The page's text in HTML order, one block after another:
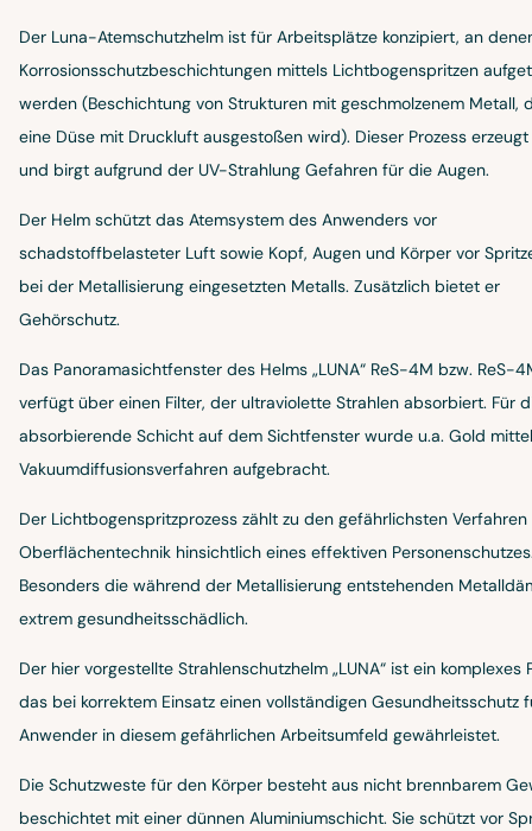
Der Luna-Atemschutzhelm ist für Arbeitsplätze konzipiert, an
Korrosionsschutzbeschichtungen mittels Lichtbogenspritzen
werden (Beschichtung von Strukturen mit geschmolzenem Metall,
eine Düse mit Druckluft ausgestoßen wird). Dieser Prozess
und birgt aufgrund der UV-Strahlung Gefahren für die Augen.
Der Helm schützt das Atemsystem des Anwenders vor
schadstoffbelasteter Luft sowie Kopf, Augen und Körper vor
bei der Metallisierung eingesetzten Metalls. Zusätzlich bietet er
Gehörschutz.
Das Panoramasichtfenster des Helms „LUNA“ ReS-4M bzw. ReS-
verfügt über einen Filter, der ultraviolette Strahlen absorbiert. Für
absorbierende Schicht auf dem Sichtfenster wurde u.a. Gold
Vakuumdiffusionsverfahren aufgebracht.
Der Lichtbogenspritzprozess zählt zu den gefährlichsten
Oberflächentechnik hinsichtlich eines effektiven
Besonders die während der Metallisierung entstehenden
extrem gesundheitsschädlich.
Der hier vorgestellte Strahlenschutzhelm „LUNA“ ist ein komplexes
das bei korrektem Einsatz einen vollständigen Gesundheitsschutz
Anwender in diesem gefährlichen Arbeitsumfeld gewährleistet.
Die Schutzweste für den Körper besteht aus nicht brennbarem
beschichtet mit einer dünnen Aluminiumschicht. Sie schützt vor